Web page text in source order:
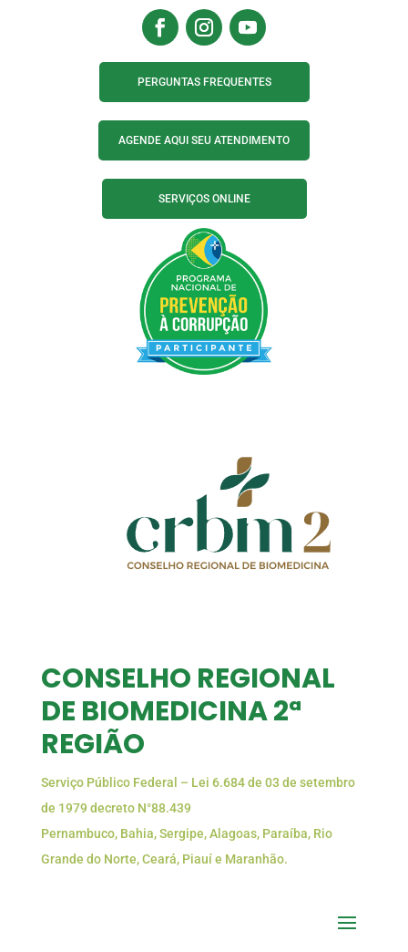
PERGUNTAS FREQUENTES
AGENDE AQUI SEU ATENDIMENTO
SERVIÇOS ONLINE
CONSELHO REGIONAL
DE BIOMEDICINA 2ª
REGIÃO
Serviço Público Federal – Lei 6.684 de 03 de setembro
de 1979 decreto N°88.439
Pernambuco, Bahia, Sergipe, Alagoas, Paraíba, Rio
Grande do Norte, Ceará, Piauí e Maranhão.